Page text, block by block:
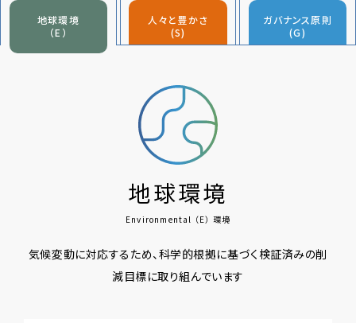
会社概要
私たちの取り組み
Activities
働く人の声をカタチに
ニュースリリース
コンプライアンス
採用情報
地球環境
（E）
人々と豊かさ
(S)
ガバナンス原則
(G)
地球環境
Environmental （E） 環境
気候変動に対応するため、科学的根拠に基づく検証済みの削
減目標に取り組んでいます